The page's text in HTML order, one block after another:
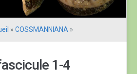
»COSSMANNIANA »
1-4